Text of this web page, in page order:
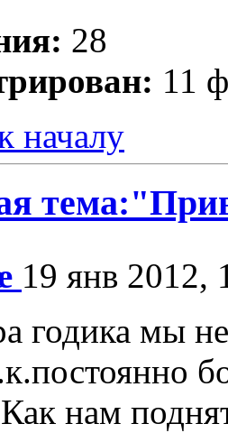
28
11
началу
19 янв 2012,
годика мы
нам